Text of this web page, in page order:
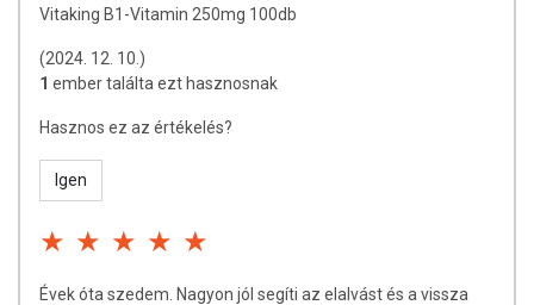
Az étrend-kiegészítők az érvényben levő európai uniós
szabályozás szerint élelmiszereknek minősülnek, amelyek a
formában tartalmaznak tápanyagokat. Bár az étrend-
egyénenként eltérő lehet, jelölésük, megjelenítésük,
és reklámozásuk során nem engedélyezett a készítményeknek
az egészséges életmódot! A termék nem gyógyít betegségeket!
Vitaking B1-Vitamin 250mg 100db
(2024. 12. 10.)
1 ember találta ezt hasznosnak
Hasznos ez az értékelés?
Igen
Évek óta szedem. Nagyon jól segíti az elalvást és a vissza